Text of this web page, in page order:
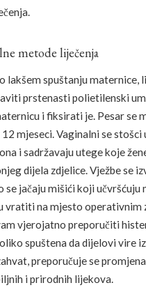
metode liječenja
lakšem spuštanju maternice,
prstenasti polietilenski
i fiksirati je. Pesar se
mjeseci. Vaginalni se stošci
i sadržavaju utege koje
dijela zdjelice. Vježbe se
se jačaju mišići koji učvršćuju
vratiti na mjesto operativnim
vjerojatno preporučiti
spuštena da dijelovi vire
preporučuje se
i prirodnih lijekova.